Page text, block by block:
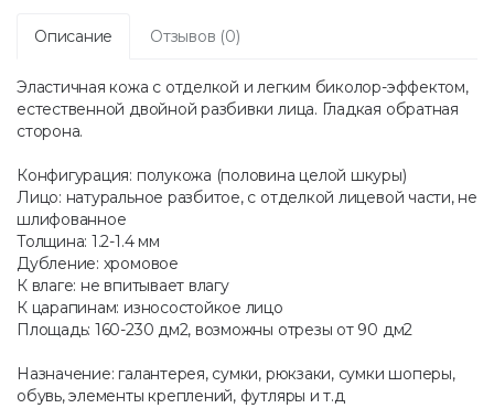
Описание Отзывов (0)
Эластичная кожа с отделкой и легким биколор-эффектом,
естественной двойной разбивки лица. Гладкая обратная
сторона.
Конфигурация: полукожа (половина целой шкуры)
Лицо: натуральное разбитое, с отделкой лицевой части, не
шлифованное
Толщина: 1.2-1.4 мм
Дубление: хромовое
К влаге: не впитывает влагу
К царапинам: износостойкое лицо
Площадь: 160-230 дм2, возможны отрезы от 90 дм2
Назначение: галантерея, сумки, рюкзаки, сумки шоперы,
обувь, элементы креплений, футляры и т.д